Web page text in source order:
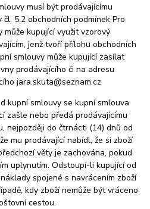
musí být prodávajícímu
5.2 obchodních podmínek Pro
kupující využit vzorový
jenž tvoří přílohu obchodních
smlouvy může kupující zasílat
prodávajícího či na adresu
jara.skuta@seznam.cz
kupní smlouvy se kupní smlouva
zašle nebo předá prodávajícímu
nejpozději do čtrnácti (14) dnů od
mu prodávající nabídl, že si zboží
věty je zachována, pokud
uplynutím. Odstoupí-li kupující od
spojené s navrácením zboží
kdy zboží nemůže být vráceno
cestou.